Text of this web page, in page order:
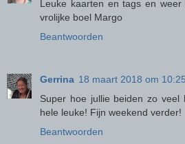
Leuke kaarten en tags en
vrolijke boel Margo
Beantwoorden
Gerrina 18 maart 2018 om 10:25
Super hoe jullie beiden zo veel
hele leuke! Fijn weekend verder!
Beantwoorden